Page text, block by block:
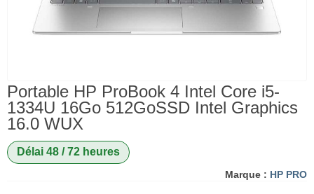
Portable HP ProBook 4 Intel Core i5-
1334U 16Go 512GoSSD Intel Graphics
16.0 WUX
Délai 48 / 72 heures
Marque : HP PRO